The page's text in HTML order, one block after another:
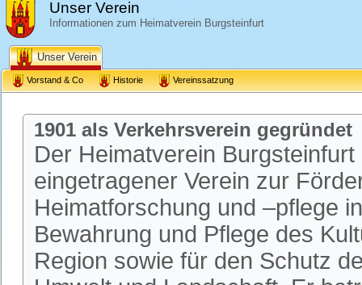
Unser Verein
Informationen zum Heimatverein Burgsteinfurt
Unser Verein
Vorstand & Co Historie Vereinssatzung
1901 als Verkehrsverein gegründet
Der Heimatverein Burgsteinfurt
eingetragener Verein zur
Heimatforschung und –pflege
Bewahrung und Pflege des
Region sowie für den Schutz